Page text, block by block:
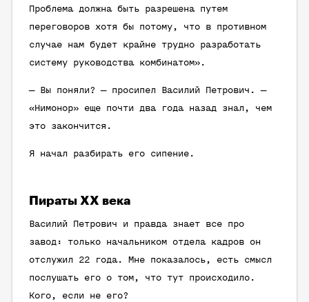
Проблема должна быть разрешена путем
переговоров хотя бы потому, что в противном
случае нам будет крайне трудно разработать
систему руководства комбинатом».
— Вы поняли? — просипел Василий Петрович. —
«Нимонор» еще почти два года назад знал, чем
это закончится.
Я начал разбирать его сипение.
Пираты ХХ века
Василий Петрович и правда знает все про
завод: только начальником отдела кадров он
отслужил 22 года. Мне показалось, есть смысл
послушать его о том, что тут происходило.
Кого, если не его?